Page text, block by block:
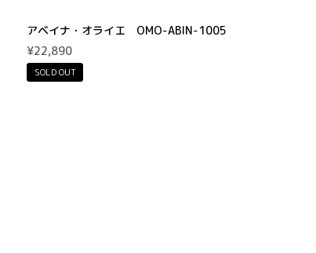
アベイナ・オライエ OMO-ABIN-1005
¥22,890
SOLD OUT